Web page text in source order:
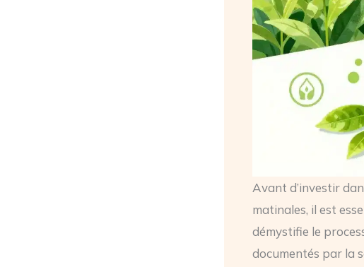
Avant d’investir
matinales, il est
démystifie le
documentés par la